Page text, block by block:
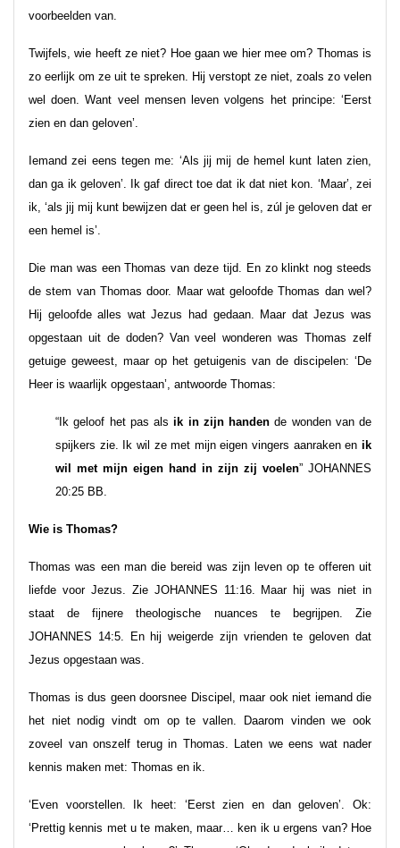
voorbeelden van.
Twijfels, wie heeft ze niet? Hoe gaan we hier mee om? Thomas is
zo eerlijk om ze uit te spreken. Hij verstopt ze niet, zoals zo velen
wel doen. Want veel mensen leven volgens het principe: ‘Eerst
zien en dan geloven’.
Iemand zei eens tegen me: ‘Als jij mij de hemel kunt laten zien,
dan ga ik geloven’. Ik gaf direct toe dat ik dat niet kon. ‘Maar’, zei
ik, ‘als jij mij kunt bewijzen dat er geen hel is, zúl je geloven dat er
een hemel is’.
Die man was een Thomas van deze tijd. En zo klinkt nog steeds
de stem van Thomas door. Maar wat geloofde Thomas dan wel?
Hij geloofde alles wat Jezus had gedaan. Maar dat Jezus was
opgestaan uit de doden? Van veel wonderen was Thomas zelf
getuige geweest, maar op het getuigenis van de discipelen: ‘De
Heer is waarlijk opgestaan’, antwoorde Thomas:
“Ik geloof het pas alsik in zijn handen de wonden van de
spijkers zie. Ik wil ze met mijn eigen vingers aanraken en ik
wil met mijn eigen hand in zijn zij voelen” JOHANNES
20:25 BB.
Wie is Thomas?
Thomas was een man die bereid was zijn leven op te offeren uit
liefde voor Jezus. Zie JOHANNES 11:16. Maar hij was niet in
staat de fijnere theologische nuances te begrijpen. Zie
JOHANNES 14:5. En hij weigerde zijn vrienden te geloven dat
Jezus opgestaan was.
Thomas is dus geen doorsnee Discipel, maar ook niet iemand die
het niet nodig vindt om op te vallen. Daarom vinden we ook
zoveel van onszelf terug in Thomas. Laten we eens wat nader
kennis maken met: Thomas en ik.
‘Even voorstellen. Ik heet: ‘Eerst zien en dan geloven’. Ok:
‘Prettig kennis met u te maken, maar… ken ik u ergens van? Hoe